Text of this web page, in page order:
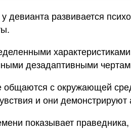
девианта развивается
дезадаптивными
с окружающей
и они
показывает